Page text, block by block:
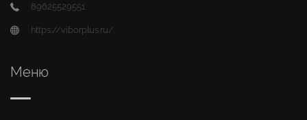
89625529551
https://viborplus.ru/
Меню